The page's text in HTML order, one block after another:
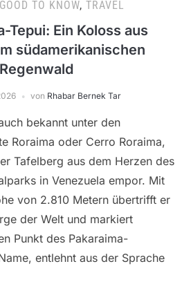
GOOD TO KNOW, TRAVEL
Tepui: Ein Koloss aus
südamerikanischen
Regenwald
von Rhabar Bernek Tar
bekannt unter den
Roraima oder Cerro Roraima,
Tafelberg aus dem Herzen des
in Venezuela empor. Mit
von 2.810 Metern übertrifft er
der Welt und markiert
Punkt des Pakaraima-
entlehnt aus der Sprache